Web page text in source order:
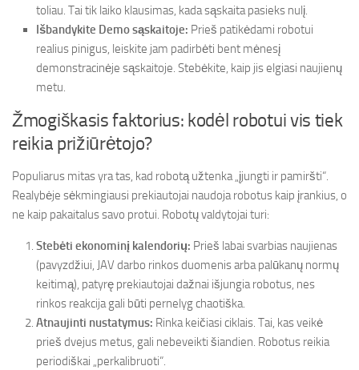
toliau. Tai tik laiko klausimas, kada sąskaita pasieks nulį.
Išbandykite Demo sąskaitoje: Prieš patikėdami robotui
realius pinigus, leiskite jam padirbėti bent mėnesį
demonstracinėje sąskaitoje. Stebėkite, kaip jis elgiasi naujienų
metu.
Žmogiškasis faktorius: kodėl robotui vis tiek
reikia prižiūrėtojo?
Populiarus mitas yra tas, kad robotą užtenka „įjungti ir pamiršti“.
Realybėje sėkmingiausi prekiautojai naudoja robotus kaip įrankius, o
ne kaip pakaitalus savo protui. Robotų valdytojai turi:
Stebėti ekonominį kalendorių: Prieš labai svarbias naujienas
(pavyzdžiui, JAV darbo rinkos duomenis arba palūkanų normų
keitimą), patyrę prekiautojai dažnai išjungia robotus, nes
rinkos reakcija gali būti pernelyg chaotiška.
Atnaujinti nustatymus: Rinka keičiasi ciklais. Tai, kas veikė
prieš dvejus metus, gali nebeveikti šiandien. Robotus reikia
periodiškai „perkalibruoti“.